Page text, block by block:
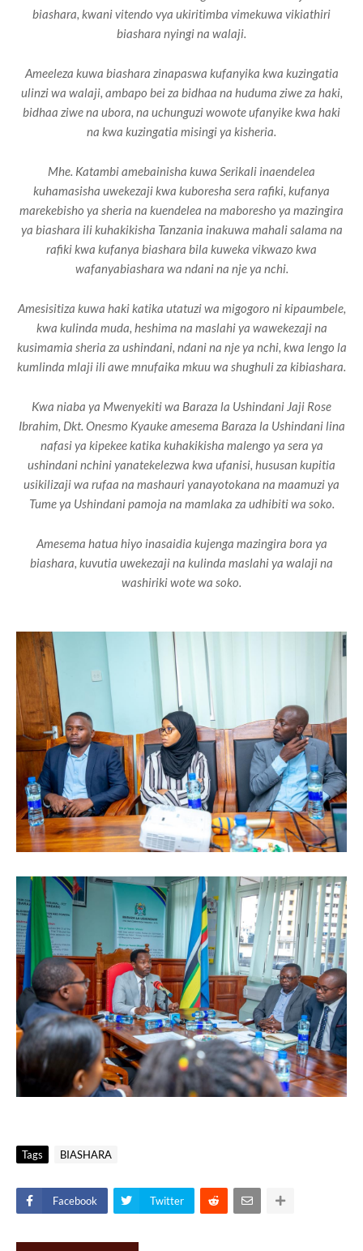
biashara, kwani vitendo vya ukiritimba vimekuwa vikiathiri
biashara nyingi na walaji.
Ameeleza kuwa biashara zinapaswa kufanyika kwa kuzingatia
ulinzi wa walaji, ambapo bei za bidhaa na huduma ziwe za haki,
bidhaa ziwe na ubora, na uchunguzi wowote ufanyike kwa haki
na kwa kuzingatia misingi ya kisheria.
Mhe. Katambi amebainisha kuwa Serikali inaendelea
kuhamasisha uwekezaji kwa kuboresha sera rafiki, kufanya
marekebisho ya sheria na kuendelea na maboresho ya mazingira
ya biashara ili kuhakikisha Tanzania inakuwa mahali salama na
rafiki kwa kufanya biashara bila kuweka vikwazo kwa
wafanyabiashara wa ndani na nje ya nchi.
Amesisitiza kuwa haki katika utatuzi wa migogoro ni kipaumbele,
kwa kulinda muda, heshima na maslahi ya wawekezaji na
kusimamia sheria za ushindani, ndani na nje ya nchi, kwa lengo la
kumlinda mlaji ili awe mnufaika mkuu wa shughuli za kibiashara.
Kwa niaba ya Mwenyekiti wa Baraza la Ushindani Jaji Rose
Ibrahim, Dkt. Onesmo Kyauke amesema Baraza la Ushindani lina
nafasi ya kipekee katika kuhakikisha malengo ya sera ya
ushindani nchini yanatekelezwa kwa ufanisi, hususan kupitia
usikilizaji wa rufaa na mashauri yanayotokana na maamuzi ya
Tume ya Ushindani pamoja na mamlaka za udhibiti wa soko.
Amesema hatua hiyo inasaidia kujenga mazingira bora ya
biashara, kuvutia uwekezaji na kulinda maslahi ya walaji na
washiriki wote wa soko.
Tags BIASHARA
Facebook Twitter